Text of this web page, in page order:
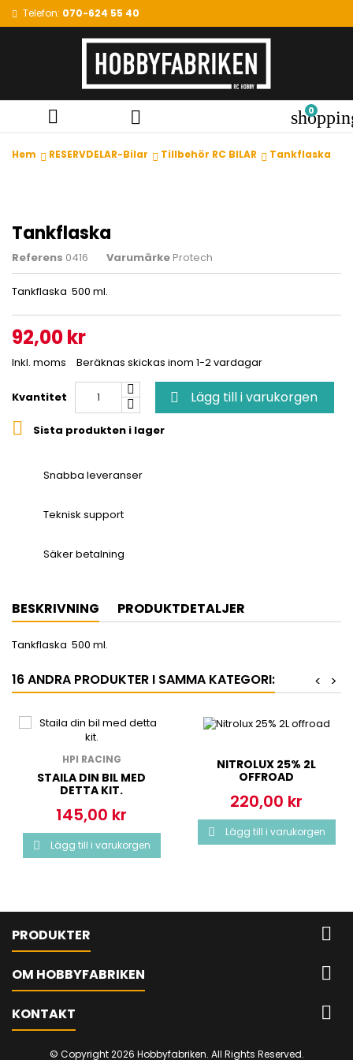
Telefon: 070-624 55 40
  0
Hem RESERVDELAR-Bilar Tillbehör RC BILAR Tankflaska
Tankflaska
Referens 0416 Varumärke Protech
Tankflaska 500 ml.
92,00 kr
Inkl. moms Beräknas skickas inom 1-2 vardagar
Kvantitet  Lägg till i varukorgen
 Sista produkten i lager
Snabba leveranser
Teknisk support
Säker betalning
BESKRIVNING PRODUKTDETALJER
Tankflaska 500 ml.
16 ANDRA PRODUKTER I SAMMA KATEGORI: >
<
HPI RACING
STAILA DIN BIL MED
DETTA KIT.
Pris
145,00 kr
 Lägg till i varukorgen
NITROLUX 25% 2L
OFFROAD
Pris
220,00 kr
 Lägg till i varukorgen
PRODUKTER 
OM HOBBYFABRIKEN 
KONTAKT 
© Copyright 2026 Hobbyfabriken. All Rights Reserved.